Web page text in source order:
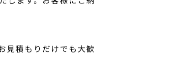
見積もりだけでも大歓